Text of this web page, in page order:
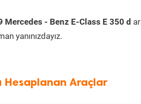
Mercedes - Benz E-Class E 350 d
yanınızdayız.
Hesaplanan Araçlar